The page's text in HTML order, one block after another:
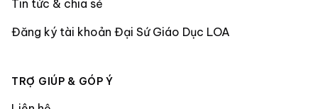
Tin tức & chia sẻ
Đăng ký tài khoản Đại Sứ Giáo Dục LOA
TRỢ GIÚP & GÓP Ý